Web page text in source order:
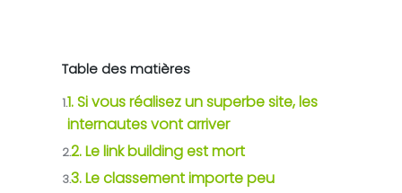
Table des matières
1.1. Si vous réalisez un superbe site, les
internautes vont arriver
2.2. Le link building est mort
3.3. Le classement importe peu